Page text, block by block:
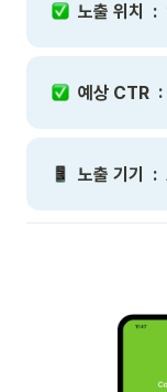
노출 위치  :
예상 CTR  :
노출 기기  :